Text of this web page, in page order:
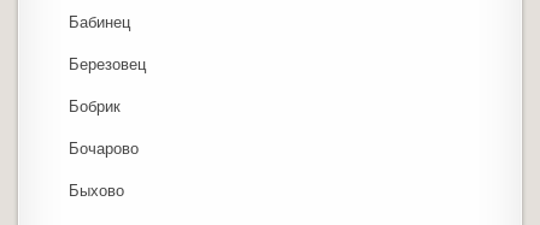
Бабинец
Березовец
Бобрик
Бочарово
Быхово